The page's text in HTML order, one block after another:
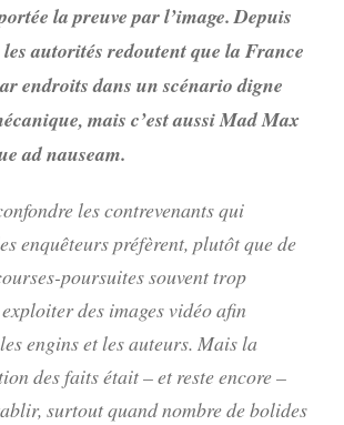
la preuve par l’image. Depuis
les autorités redoutent que la France
endroits dans un scénario digne
mais c’est aussi Mad Max
ad nauseam.
les contrevenants qui
enquêteurs préfèrent, plutôt que de
poursuites souvent trop
des images vidéo afin
engins et les auteurs. Mais la
des faits était – et reste encore –
surtout quand nombre de bolides